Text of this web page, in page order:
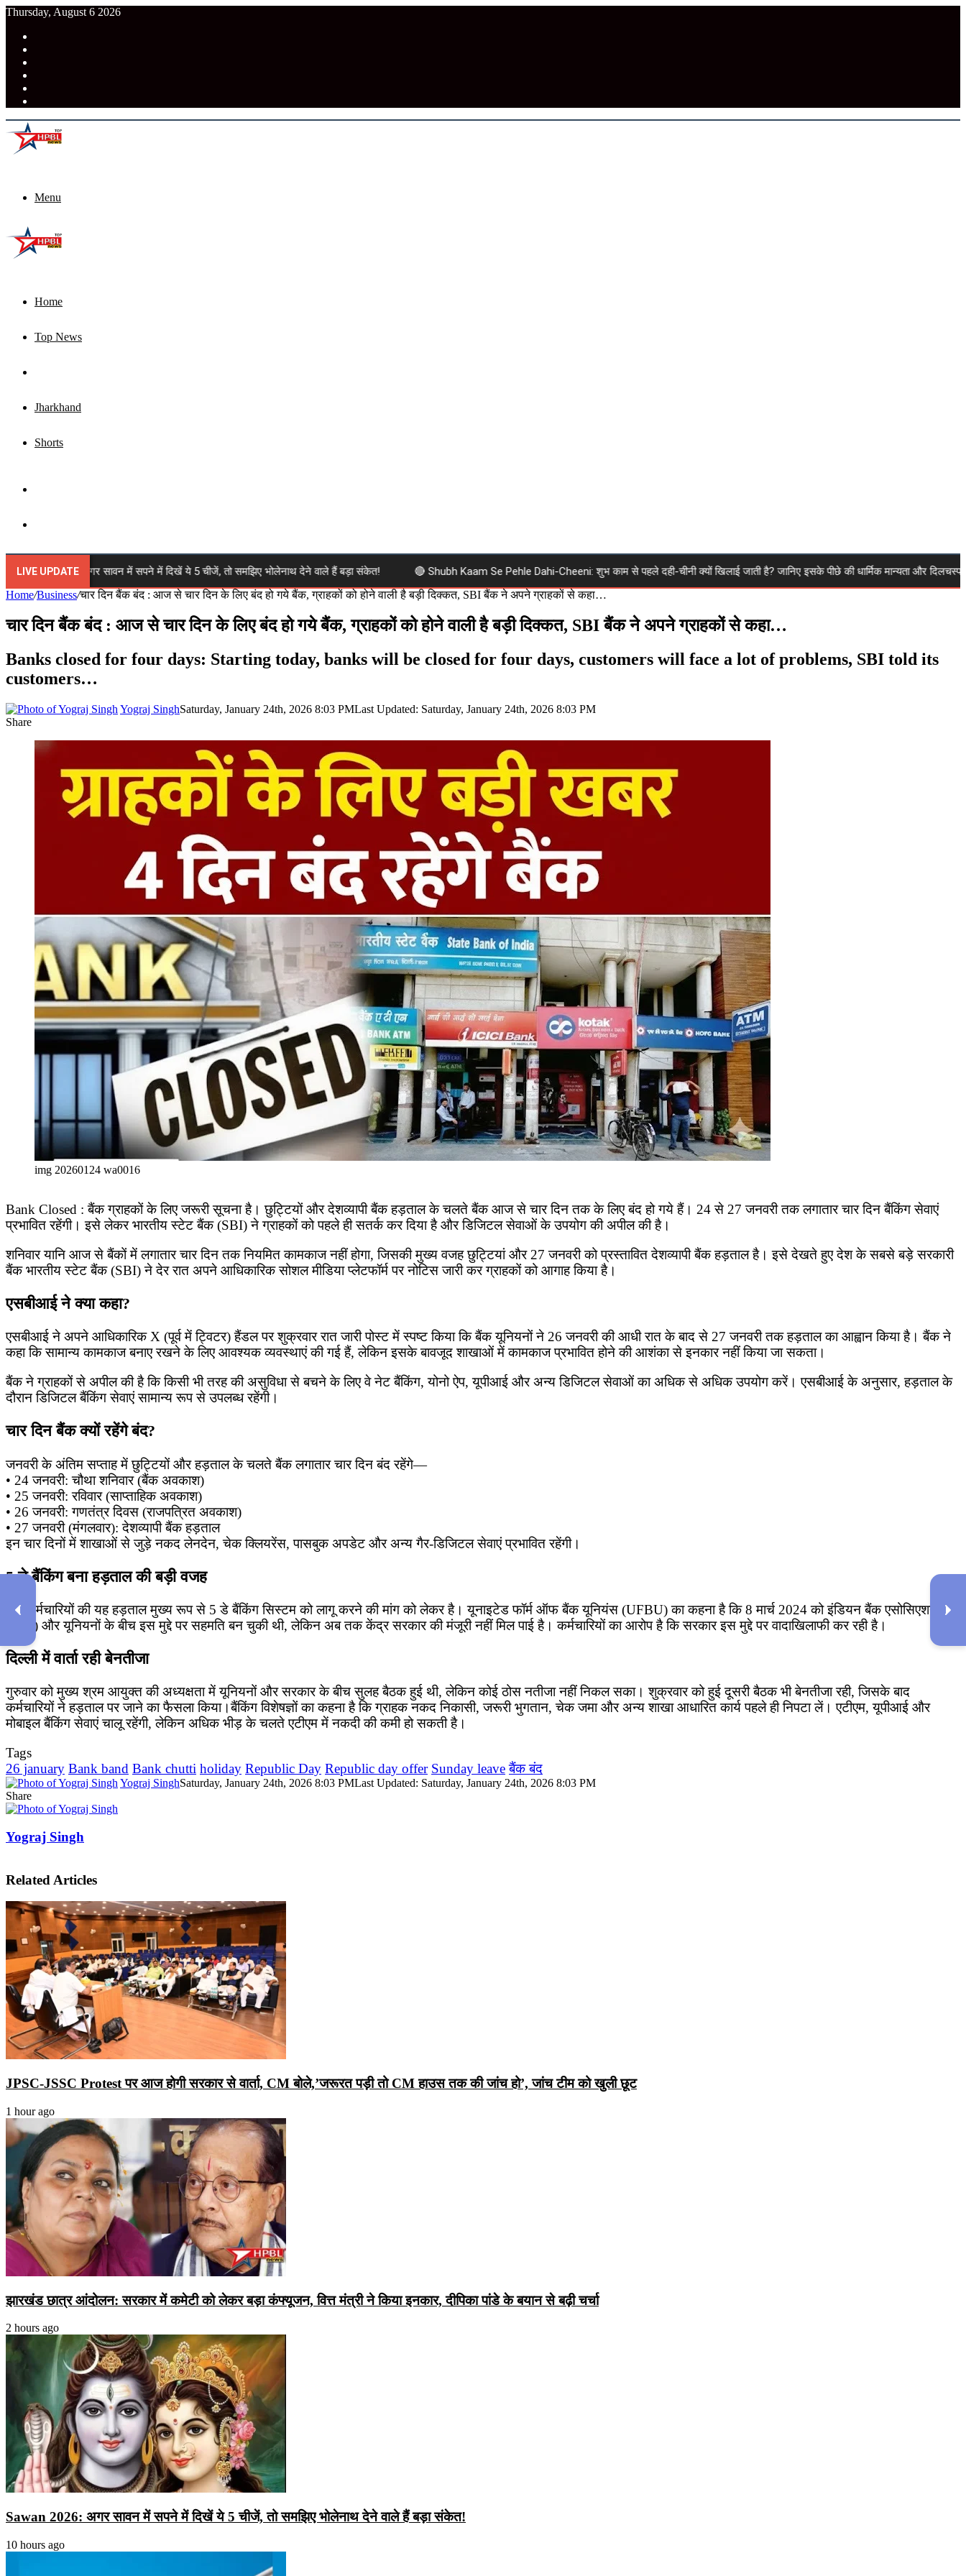
Thursday, August 6 2026
Menu
Home
Top News
Jharkhand
Shorts
for
LIVE UPDATE
2026: अगर सावन में सपने में दिखें ये 5 चीजें, तो समझिए भोलेनाथ देने वाले हैं बड़ा संकेत! 🔴 Shubh Kaam Se Pehle Dahi-Cheeni: शुभ काम से पहले दही-चीनी क्यों खिलाई जाती है? जानिए इसके पीछे की धार्मिक मान्यता और दिलचस्प वजह
Home/Business/चार दिन बैंक बंद : आज से चार दिन के लिए बंद हो गये बैंक, ग्राहकों को होने वाली है बड़ी दिक्कत, SBI बैंक ने अपने ग्राहकों से कहा…
चार दिन बैंक बंद : आज से चार दिन के लिए बंद हो गये बैंक, ग्राहकों को होने वाली है बड़ी दिक्कत, SBI बैंक ने अपने ग्राहकों से कहा…
Banks closed for four days: Starting today, banks will be closed for four days, customers will face a lot of problems, SBI told its
customers…
Yograj SinghSaturday, January 24th, 2026 8:03 PMLast Updated: Saturday, January 24th, 2026 8:03 PM
Share
img 20260124 wa0016
Bank Closed : बैंक ग्राहकों के लिए जरूरी सूचना है। छुट्टियों और देशव्यापी बैंक हड़ताल के चलते बैंक आज से चार दिन तक के लिए बंद हो गये हैं। 24 से 27 जनवरी तक लगातार चार दिन बैंकिंग सेवाएं
प्रभावित रहेंगी। इसे लेकर भारतीय स्टेट बैंक (SBI) ने ग्राहकों को पहले ही सतर्क कर दिया है और डिजिटल सेवाओं के उपयोग की अपील की है।
शनिवार यानि आज से बैंकों में लगातार चार दिन तक नियमित कामकाज नहीं होगा, जिसकी मुख्य वजह छुट्टियां और 27 जनवरी को प्रस्तावित देशव्यापी बैंक हड़ताल है। इसे देखते हुए देश के सबसे बड़े सरकारी
बैंक भारतीय स्टेट बैंक (SBI) ने देर रात अपने आधिकारिक सोशल मीडिया प्लेटफॉर्म पर नोटिस जारी कर ग्राहकों को आगाह किया है।
एसबीआई ने क्या कहा?
एसबीआई ने अपने आधिकारिक X (पूर्व में ट्विटर) हैंडल पर शुक्रवार रात जारी पोस्ट में स्पष्ट किया कि बैंक यूनियनों ने 26 जनवरी की आधी रात के बाद से 27 जनवरी तक हड़ताल का आह्वान किया है। बैंक ने
कहा कि सामान्य कामकाज बनाए रखने के लिए आवश्यक व्यवस्थाएं की गई हैं, लेकिन इसके बावजूद शाखाओं में कामकाज प्रभावित होने की आशंका से इनकार नहीं किया जा सकता।
बैंक ने ग्राहकों से अपील की है कि किसी भी तरह की असुविधा से बचने के लिए वे नेट बैंकिंग, योनो ऐप, यूपीआई और अन्य डिजिटल सेवाओं का अधिक से अधिक उपयोग करें। एसबीआई के अनुसार, हड़ताल के
दौरान डिजिटल बैंकिंग सेवाएं सामान्य रूप से उपलब्ध रहेंगी।
चार दिन बैंक क्यों रहेंगे बंद?
जनवरी के अंतिम सप्ताह में छुट्टियों और हड़ताल के चलते बैंक लगातार चार दिन बंद रहेंगे—
• 24 जनवरी: चौथा शनिवार (बैंक अवकाश)
• 25 जनवरी: रविवार (साप्ताहिक अवकाश)
• 26 जनवरी: गणतंत्र दिवस (राजपत्रित अवकाश)
• 27 जनवरी (मंगलवार): देशव्यापी बैंक हड़ताल
इन चार दिनों में शाखाओं से जुड़े नकद लेनदेन, चेक क्लियरेंस, पासबुक अपडेट और अन्य गैर-डिजिटल सेवाएं प्रभावित रहेंगी।
5 डे बैंकिंग बना हड़ताल की बड़ी वजह
बैंक कर्मचारियों की यह हड़ताल मुख्य रूप से 5 डे बैंकिंग सिस्टम को लागू करने की मांग को लेकर है। यूनाइटेड फॉर्म ऑफ बैंक यूनियंस (UFBU) का कहना है कि 8 मार्च 2024 को इंडियन बैंक एसोसिएशन
(IBA) और यूनियनों के बीच इस मुद्दे पर सहमति बन चुकी थी, लेकिन अब तक केंद्र सरकार की मंजूरी नहीं मिल पाई है। कर्मचारियों का आरोप है कि सरकार इस मुद्दे पर वादाखिलाफी कर रही है।
दिल्ली में वार्ता रही बेनतीजा
गुरुवार को मुख्य श्रम आयुक्त की अध्यक्षता में यूनियनों और सरकार के बीच सुलह बैठक हुई थी, लेकिन कोई ठोस नतीजा नहीं निकल सका। शुक्रवार को हुई दूसरी बैठक भी बेनतीजा रही, जिसके बाद
कर्मचारियों ने हड़ताल पर जाने का फैसला किया।बैंकिंग विशेषज्ञों का कहना है कि ग्राहक नकद निकासी, जरूरी भुगतान, चेक जमा और अन्य शाखा आधारित कार्य पहले ही निपटा लें। एटीएम, यूपीआई और
मोबाइल बैंकिंग सेवाएं चालू रहेंगी, लेकिन अधिक भीड़ के चलते एटीएम में नकदी की कमी हो सकती है।
Tags
26 january Bank band Bank chutti holiday Republic Day Republic day offer Sunday leave बैंक बंद
Yograj SinghSaturday, January 24th, 2026 8:03 PMLast Updated: Saturday, January 24th, 2026 8:03 PM
Share
Facebook
X
LinkedIn
Pinterest
WhatsApp
Telegram
Yograj Singh
Related Articles
JPSC-JSSC Protest पर आज होगी सरकार से वार्ता, CM बोले,’जरूरत पड़ी तो CM हाउस तक की जांच हो’, जांच टीम को खुली छूट
1 hour ago
झारखंड छात्र आंदोलन: सरकार में कमेटी को लेकर बड़ा कंफ्यूजन, वित्त मंत्री ने किया इनकार, दीपिका पांडे के बयान से बढ़ी चर्चा
2 hours ago
Sawan 2026: अगर सावन में सपने में दिखें ये 5 चीजें, तो समझिए भोलेनाथ देने वाले हैं बड़ा संकेत!
10 hours ago